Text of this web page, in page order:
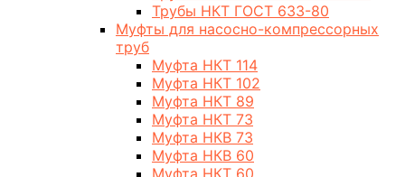
Трубы НКТ ГОСТ 633-80
Муфты для насосно-компрессорных
труб
Муфта НКТ 114
Муфта НКТ 102
Муфта НКТ 89
Муфта НКТ 73
Муфта НКВ 73
Муфта НКВ 60